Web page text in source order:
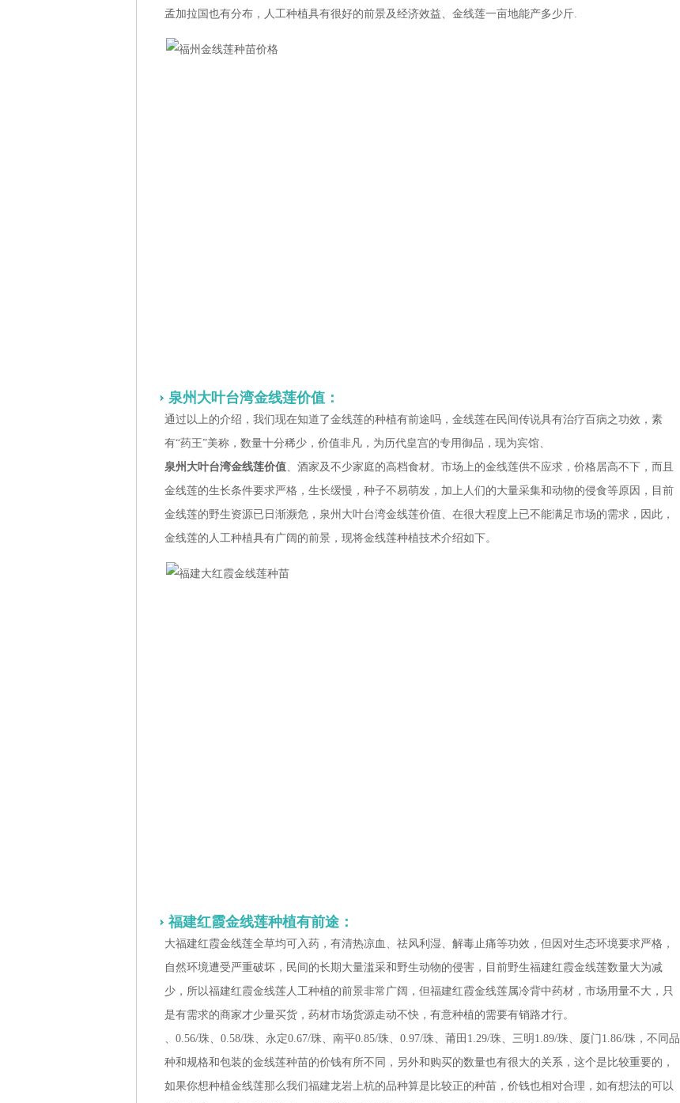
孟加拉国也有分布，人工种植具有很好的前景及经济效益、金线莲一亩地能产多少斤.
泉州大叶台湾金线莲价值：
通过以上的介绍，我们现在知道了金线莲的种植有前途吗，金线莲在民间传说具有治疗百病之功效，素
有“药王”美称，数量十分稀少，价值非凡，为历代皇宫的专用御品，现为宾馆、
泉州大叶台湾金线莲价值、 酒家及不少家庭的高档食材。市场上的金线莲供不应求，价格居高不下，而且
金线莲的生长条件要求严格，生长缓慢，种子不易萌发，加上人们的大量采集和动物的侵食等原因，目前
金线莲的野生资源已日渐濒危， 泉州大叶台湾金线莲价值、 在很大程度上已不能满足市场的需求，因此，
金线莲的人工种植具有广阔的前景，现将金线莲种植技术介绍如下。
福建红霞金线莲种植有前途：
大福建红霞金线莲全草均可入药，有清热凉血、祛风利湿、解毒止痛等功效，但因对生态环境要求严格，
自然环境遭受严重破坏，民间的长期大量滥采和野生动物的侵害，目前野生福建红霞金线莲数量大为减
少，所以福建红霞金线莲人工种植的前景非常广阔，但福建红霞金线莲属冷背中药材，市场用量不大，只
是有需求的商家才少量买货，药材市场货源走动不快，有意种植的需要有销路才行。
、 0.56/珠、 0.58/珠、永定0.67/珠、南平0.85/珠、 0.97/珠、莆田 1.29/珠、三明 1.89/珠、厦门 1.86/珠，不同品
种和规格和包装的金线莲种苗的价钱有所不同，另外和购买的数量也有很大的关系，这个是比较重要的，
如果你想种植金线莲那么我们福建龙岩上杭的品种算是比较正的种苗，价钱也相对合理，如有想法的可以